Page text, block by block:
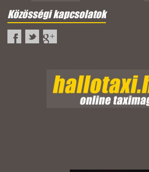
Közösségi kapcsolatok